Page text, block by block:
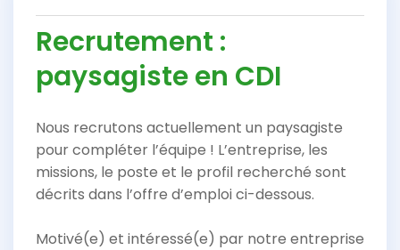
Recrutement :
paysagiste en CDI
Nous recrutons actuellement un paysagiste
pour compléter l’équipe ! L’entreprise, les
missions, le poste et le profil recherché sont
décrits dans l’offre d’emploi ci-dessous.
Motivé(e) et intéressé(e) par notre entreprise